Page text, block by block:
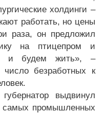
холдинги –
работать, но цены
раза, он предложил
на птицепром и
и будем жить», –
безработных к
выдвинул
самых промышленных